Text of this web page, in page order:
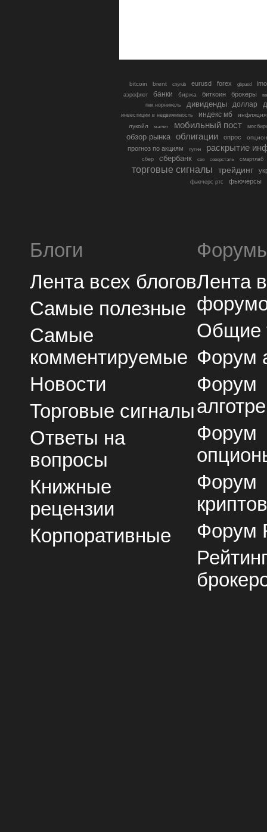
bitcoin brent cnyrub eurusd forex gbpusd
аэрофлот банки биржа биткоин брокеры
гмк норникель
дивиденды доллар
инвестиции в недвижимость индекс мб
инфляция
лукойл
магнит мобильный пост
обзор рынка облигации опрос
прогноз по акциям путин раскрытие
сбер сбербанк сво северсталь смартлаб
торговые сигналы трейдинг
фьючерс ртс фьючерсы
Блоги
Лента всех блогов
Самые полезные
Самые
комментируемые
Новости
Торговые сигналы
Ответы на
вопросы
Книжные
рецензии
Корпоративные
Лента
Общие
Форум
Форум
Форум
Форум
Форум